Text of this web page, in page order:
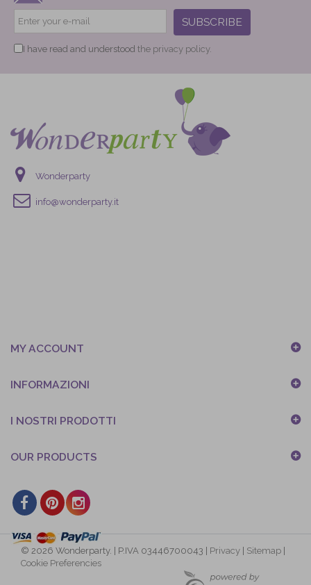
SUBSCRIBE
I have read and understood the privacy policy.
Wonderparty
info@wonderparty.it
MY ACCOUNT
INFORMAZIONI
I NOSTRI PRODOTTI
OUR PRODUCTS
© 2026 Wonderparty. | P.IVA 03446700043 | Privacy Sitemap
Cookie Preferencies